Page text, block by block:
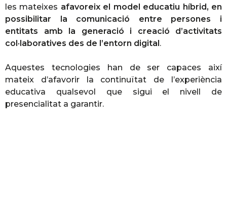
les mateixes afavoreix el model educatiu híbrid, en
possibilitar la comunicació entre persones i
entitats amb la generació i creació d’activitats
col·laboratives des de l’entorn digital.
Aquestes tecnologies han de ser capaces així
mateix d’afavorir la continuïtat de l’experiència
educativa qualsevol que sigui el nivell de
presencialitat a garantir.